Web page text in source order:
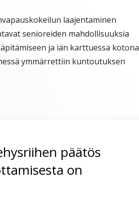
laajentaminen
senioreiden mahdollisuuksia
ja iän karttuessa kotona
ymmärrettiin kuntoutuksen
päätös
on